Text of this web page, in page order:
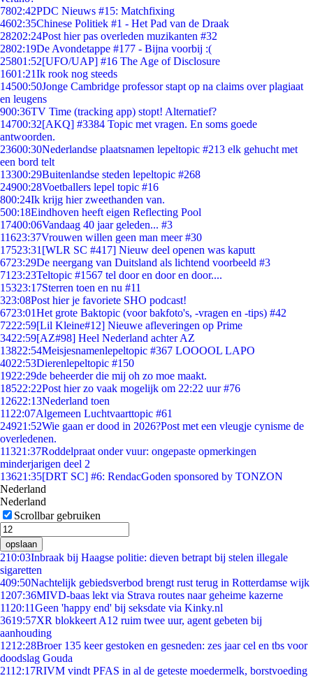
7802:42PDC Nieuws #15: Matchfixing
4602:35Chinese Politiek #1 - Het Pad van de Draak
28202:24Post hier pas overleden muzikanten #32
2802:19De Avondetappe #177 - Bijna voorbij :(
25801:52[UFO/UAP] #16 The Age of Disclosure
1601:21Ik rook nog steeds
14500:50Jonge Cambridge professor stapt op na claims over plagiaat
en leugens
900:36TV Time (tracking app) stopt! Alternatief?
14700:32[AKQ] #3384 Topic met vragen. En soms goede
antwoorden.
23600:30Nederlandse plaatsnamen lepeltopic #213 elk gehucht met
een bord telt
13300:29Buitenlandse steden lepeltopic #268
24900:28Voetballers lepel topic #16
800:24Ik krijg hier zweethanden van.
500:18Eindhoven heeft eigen Reflecting Pool
17400:06Vandaag 40 jaar geleden... #3
11623:37Vrouwen willen geen man meer #30
17523:31 [WLR SC #417] Nieuw deel openen was kaputt
6723:29De neergang van Duitsland als lichtend voorbeeld #3
71 23:23Teltopic #1567 tel door en door en door....
15323:17Sterren toen en nu #11
323:08Post hier je favoriete SHO podcast!
6723:01Het grote Baktopic (voor bakfoto's, -vragen en -tips) #42
7222:59[Lil Kleine#12] Nieuwe afleveringen op Prime
3422:59[AZ#98] Heel Nederland achter AZ
13822:54Meisjesnamenlepeltopic #367 LOOOOL LAPO
4022:53Dierenlepeltopic #150
1922:29de beheerder die mij oh zo moe maakt.
18522:22Post hier zo vaak mogelijk om 22:22 uur #76
12622:13Nederland toen
11 22:07Algemeen Luchtvaarttopic #61
24921:52Wie gaan er dood in 2026?Post met een vleugje cynisme de
overledenen.
11321:37Roddelpraat onder vuur: ongepaste opmerkingen
minderjarigen deel 2
13621:35[DRT SC] #6: RendacGoden sponsored by TONZON
Nederland
Nederland
Scrollbar gebruiken
opslaan
210:03Inbraak bij Haagse politie: dieven betrapt bij stelen illegale
sigaretten
409:50Nachtelijk gebiedsverbod brengt rust terug in Rotterdamse wijk
1207:36MIVD-baas lekt via Strava routes naar geheime kazerne
11 20:11Geen 'happy end' bij seksdate via Kinky.nl
3619:57XR blokkeert A12 ruim twee uur, agent gebeten bij
aanhouding
1212:28Broer 135 keer gestoken en gesneden: zes jaar cel en tbs voor
doodslag Gouda
2112:17RIVM vindt PFAS in al de geteste moedermelk, borstvoeding